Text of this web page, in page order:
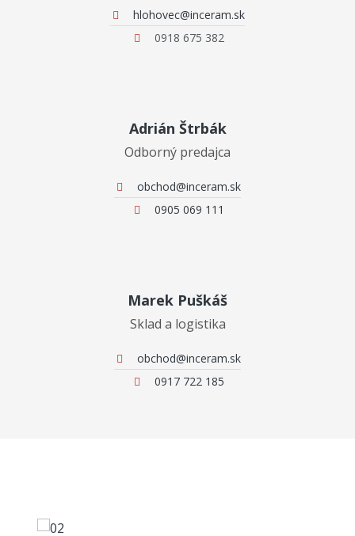
hlohovec@inceram.sk
0918 675 382
Adrián Štrbák
Odborný predajca
obchod@inceram.sk
0905 069 111
Marek Puškáš
Sklad a logistika
obchod@inceram.sk
0917 722 185